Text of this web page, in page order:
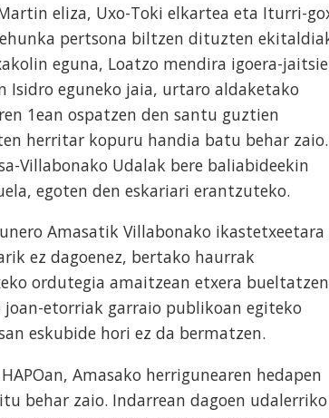
eliza, Uxo-Toki elkartea eta Iturri-
pertsona biltzen dituzten
eguna, Loatzo mendira igoera-
Isidro eguneko jaia, urtaro aldaketako
1ean ospatzen den santu guztien
herritar kopuru handia batu behar zaio.
Villabonako Udalak bere baliabideekin
egoten den eskariari erantzuteko.
Amasatik Villabonako ikastetxeetara
ez dagoenez, bertako haurrak
ordutegia amaitzean etxera bueltatzen
etorriak garraio publikoan egiteko
eskubide hori ez da bermatzen.
Amasako herrigunearen hedapen
behar zaio. Indarrean dagoen udalerriko